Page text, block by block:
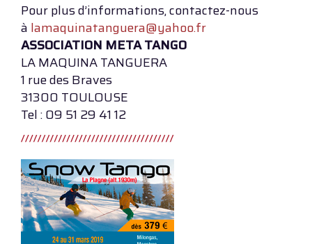
Pour plus d’informations, contactez-nous
à lamaquinatanguera@yahoo.fr
ASSOCIATION META TANGO
LA MAQUINA TANGUERA
1 rue des Braves
31300 TOULOUSE
Tel : 09 51 29 41 12